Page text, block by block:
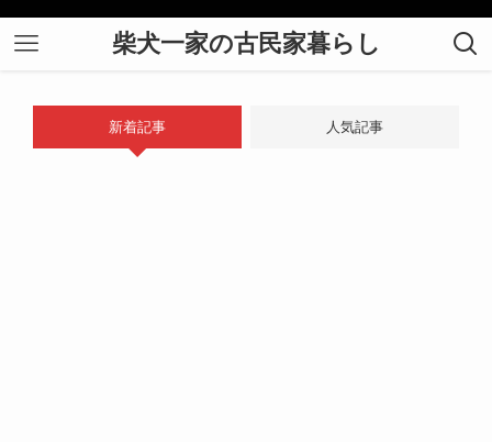
柴犬一家の古民家暮らし
新着記事 人気記事